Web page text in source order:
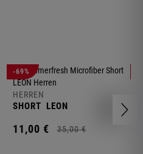
-69%
HERREN
SHORT LEON
11,00 € 35,00 €